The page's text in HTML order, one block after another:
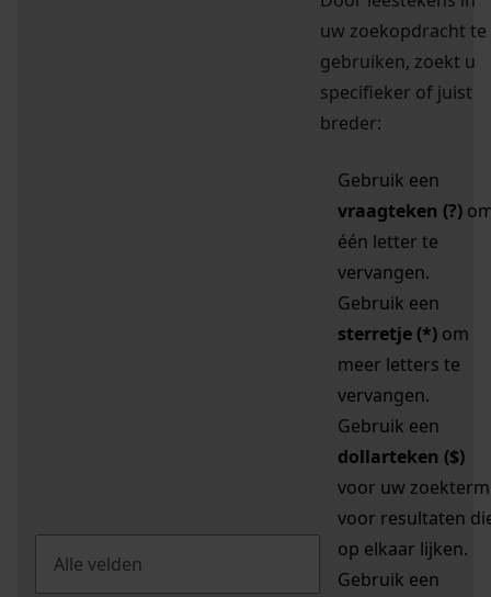
uw zoekopdracht te
gebruiken, zoekt u
specifieker of juist
breder:
Gebruik een
vraagteken (?)
één letter te
vervangen.
Gebruik een
sterretje (*) om
meer letters te
vervangen.
Gebruik een
dollarteken ($)
voor uw zoekterm
voor resultaten
op elkaar lijken.
Gebruik een